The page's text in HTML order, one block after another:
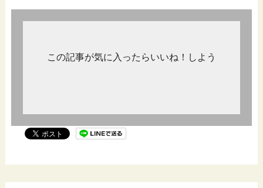
この記事が気に入ったらいいね！しよう